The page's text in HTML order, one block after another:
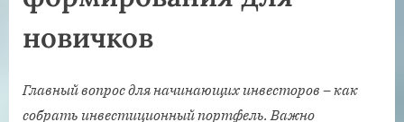
новичков
Главный вопрос для начинающих инвесторов – как
собрать инвестиционный портфель. Важно